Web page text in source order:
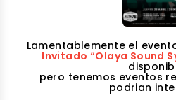
Lamentablemente el
Invitado “Olaya Sound
pero tenemos eventos
podrian